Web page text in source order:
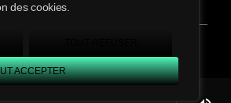
des cookies.
ACCEPTER